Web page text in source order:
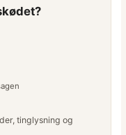
tinglysning og